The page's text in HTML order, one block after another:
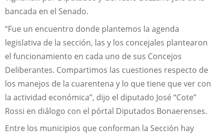
bancada en el Senado.
“Fue un encuentro donde plantemos la agenda
legislativa de la sección, las y los concejales plantearon
el funcionamiento en cada uno de sus Concejos
Deliberantes. Compartimos las cuestiones respecto de
los manejos de la cuarentena y lo que tiene que ver con
la actividad económica”, dijo el diputado José “Cote”
Rossi en diálogo con el pórtal Diputados Bonaerenses.
Entre los municipios que conforman la Sección hay